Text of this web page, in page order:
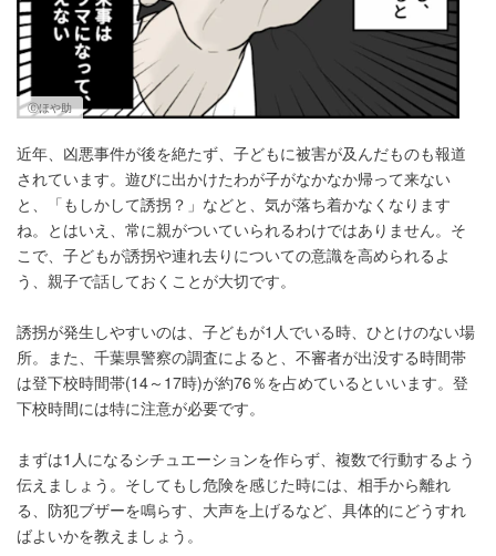
Ⓒほや助
近年、凶悪事件が後を絶たず、子どもに被害が及んだものも報道
されています。遊びに出かけたわが子がなかなか帰って来ない
と、「もしかして誘拐？」などと、気が落ち着かなくなります
ね。とはいえ、常に親がついていられるわけではありません。そ
こで、子どもが誘拐や連れ去りについての意識を高められるよ
う、親子で話しておくことが大切です。
誘拐が発生しやすいのは、子どもが1人でいる時、ひとけのない場
所。また、千葉県警察の調査によると、不審者が出没する時間帯
は登下校時間帯(14～17時)が約76％を占めているといいます。登
下校時間には特に注意が必要です。
まずは1人になるシチュエーションを作らず、複数で行動するよう
伝えましょう。そしてもし危険を感じた時には、相手から離れ
る、防犯ブザーを鳴らす、大声を上げるなど、具体的にどうすれ
ばよいかを教えましょう。